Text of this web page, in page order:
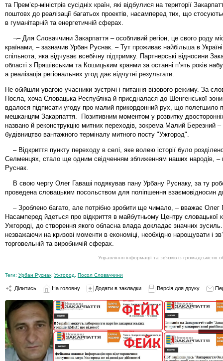
та Прем’єр-міністрів сусідніх країн, які відбулися на території
поштовх до реалізації багатьох проектів, насамперед тих, що
в гуманітарній та енергетичній сферах.
¬– Для Словаччини Закарпаття – особливий регіон, це свого роду
країнами, – зазначив Урбан Руснак. – Тут проживає найбільша в
спільнота, яка відчуває всебічну підтримку. Партнерські відносини
області з Пряшівським та Кошицьким краями за останні п’ять років
а реалізація регіональних угод дає відчутні результати.
Не обійшли увагою учасники зустрічі і питання візового режиму. За
Посла, хоча Словацька Республіка й приєдналася до Шенгенської
вдалося підписати угоду про малий прикордонний рух, що полегшило
мешканцям Закарпаття. Позитивним моментом у розвитку
названо й реконструкцію митних переходів, зокрема Малий Березний –
будівництво вантажного терміналу митного посту "Ужгород".
– Відкриття пункту переходу в селі, яке волею історії було
Селменцях, стало ще одним свідченням зближенням наших народів,
Руснак.
В свою чергу Олег Гаваші подякував пану Урбану Руснаку, за ту
проведена словацьким посольством для поліпшення взаємовідносин
– Зроблено багато, але потрібно зробити ще чимало, – вважає Олег
Насамперед йдеться про відкриття в майбутньому Центру словацької
Ужгороді, до створення якого обласна влада докладає значних
незважаючи на кризові моменти в економіці, необхідно нарощувати і
торговельній та виробничій сферах.
Управління інформації та зв’язків із громадськістю
Теги: Урбан Руснак Ужгород Посол Словаччини
Ділитись На головну Додати в закладки Версія для друку